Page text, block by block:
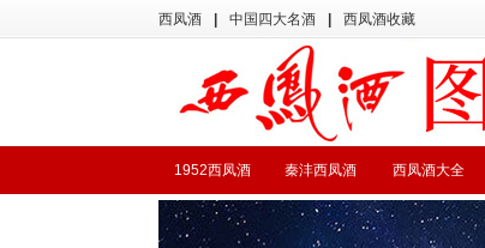
西凤酒 中国四大名酒 西凤酒收藏
西凤酒大全
秦沣西凤酒
1952西凤酒